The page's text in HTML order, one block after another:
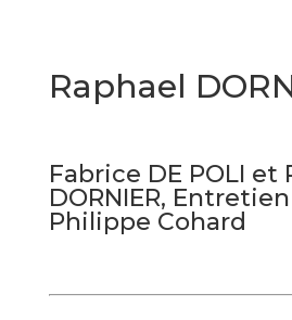
Raphael
Fabrice DE POLI et
DORNIER,
Philippe Cohard